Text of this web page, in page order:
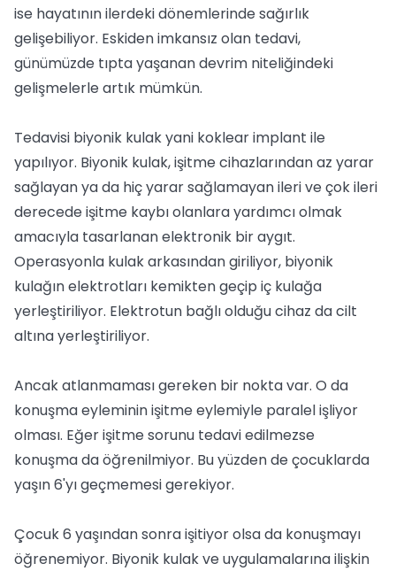
ise hayatının ilerdeki dönemlerinde sağırlık
gelişebiliyor. Eskiden imkansız olan tedavi,
günümüzde tıpta yaşanan devrim niteliğindeki
gelişmelerle artık mümkün.
Tedavisi biyonik kulak yani koklear implant ile
yapılıyor. Biyonik kulak, işitme cihazlarından az yarar
sağlayan ya da hiç yarar sağlamayan ileri ve çok ileri
derecede işitme kaybı olanlara yardımcı olmak
amacıyla tasarlanan elektronik bir aygıt.
Operasyonla kulak arkasından giriliyor, biyonik
kulağın elektrotları kemikten geçip iç kulağa
yerleştiriliyor. Elektrotun bağlı olduğu cihaz da cilt
altına yerleştiriliyor.
Ancak atlanmaması gereken bir nokta var. O da
konuşma eyleminin işitme eylemiyle paralel işliyor
olması. Eğer işitme sorunu tedavi edilmezse
konuşma da öğrenilmiyor. Bu yüzden de çocuklarda
yaşın 6'yı geçmemesi gerekiyor.
Çocuk 6 yaşından sonra işitiyor olsa da konuşmayı
öğrenemiyor. Biyonik kulak ve uygulamalarına ilişkin